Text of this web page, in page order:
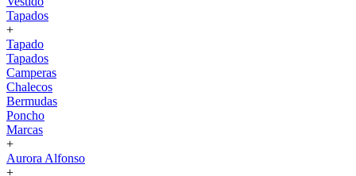
Tapados
+
Tapado
Tapados
Camperas
Chalecos
Bermudas
Poncho
Marcas
+
Aurora Alfonso
+